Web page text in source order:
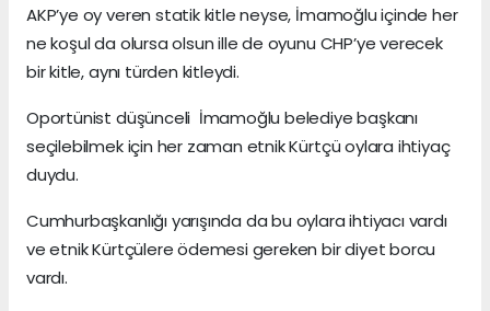
AKP’ye oy veren statik kitle neyse, İmamoğlu içinde her
ne koşul da olursa olsun ille de oyunu CHP’ye verecek
bir kitle, aynı türden kitleydi.
Oportünist düşünceli İmamoğlu belediye başkanı
seçilebilmek için her zaman etnik Kürtçü oylara ihtiyaç
duydu.
Cumhurbaşkanlığı yarışında da bu oylara ihtiyacı vardı
ve etnik Kürtçülere ödemesi gereken bir diyet borcu
vardı.